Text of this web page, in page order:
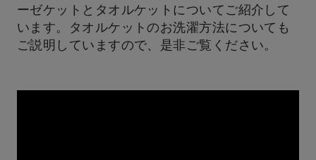
ーゼケットとタオルケットについてご紹介して
います。タオルケットのお洗濯方法についても
ご説明していますので、是非ご覧ください。